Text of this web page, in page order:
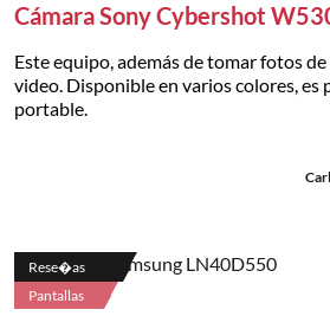
Cámara Sony Cybershot
Este equipo, además de tomar fotos
video. Disponible en varios colores, es
portable.
Rese�as
Pantallas